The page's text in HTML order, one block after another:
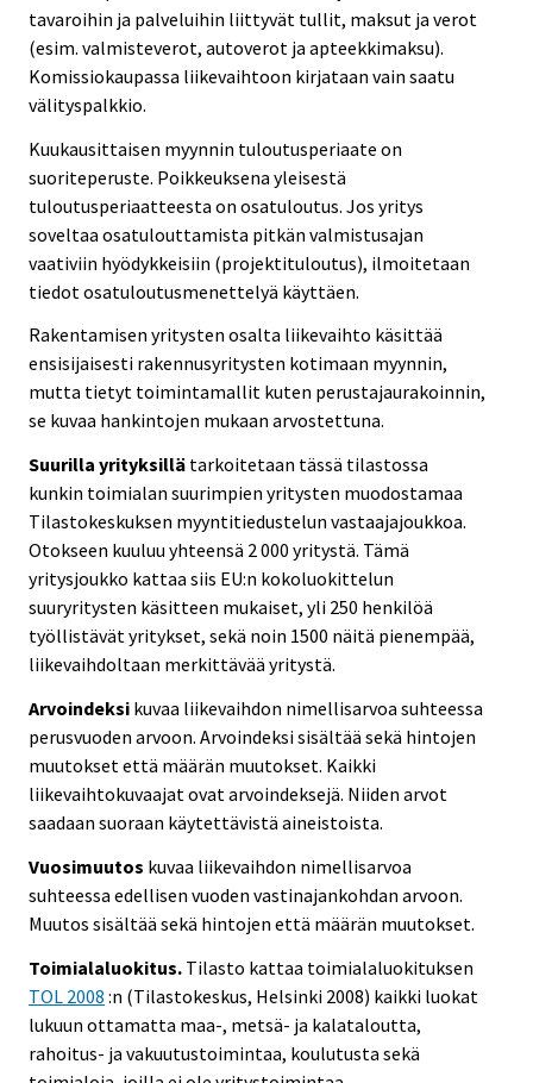
tavaroihin ja palveluihin liittyvät tullit, maksut ja verot
(esim. valmisteverot, autoverot ja apteekkimaksu).
Komissiokaupassa liikevaihtoon kirjataan vain saatu
välityspalkkio.
Kuukausittaisen myynnin tuloutusperiaate on
suoriteperuste. Poikkeuksena yleisestä
tuloutusperiaatteesta on osatuloutus. Jos yritys
soveltaa osatulouttamista pitkän valmistusajan
vaativiin hyödykkeisiin (projektituloutus), ilmoitetaan
tiedot osatuloutusmenettelyä käyttäen.
Rakentamisen yritysten osalta liikevaihto käsittää
ensisijaisesti rakennusyritysten kotimaan myynnin,
mutta tietyt toimintamallit kuten perustajaurakoinnin,
se kuvaa hankintojen mukaan arvostettuna.
Suurilla yrityksillä tarkoitetaan tässä tilastossa
kunkin toimialan suurimpien yritysten muodostamaa
Tilastokeskuksen myyntitiedustelun vastaajajoukkoa.
Otokseen kuuluu yhteensä 2 000 yritystä. Tämä
yritysjoukko kattaa siis EU:n kokoluokittelun
suuryritysten käsitteen mukaiset, yli 250 henkilöä
työllistävät yritykset, sekä noin 1500 näitä pienempää,
liikevaihdoltaan merkittävää yritystä.
Arvoindeksi kuvaa liikevaihdon nimellisarvoa suhteessa
perusvuoden arvoon. Arvoindeksi sisältää sekä hintojen
muutokset että määrän muutokset. Kaikki
liikevaihtokuvaajat ovat arvoindeksejä. Niiden arvot
saadaan suoraan käytettävistä aineistoista.
Vuosimuutos kuvaa liikevaihdon nimellisarvoa
suhteessa edellisen vuoden vastinajankohdan arvoon.
Muutos sisältää sekä hintojen että määrän muutokset.
Toimialaluokitus. Tilasto kattaa toimialaluokituksen
TOL 2008 :n (Tilastokeskus, Helsinki 2008) kaikki luokat
lukuun ottamatta maa-, metsä- ja kalataloutta,
rahoitus- ja vakuutustoimintaa, koulutusta sekä